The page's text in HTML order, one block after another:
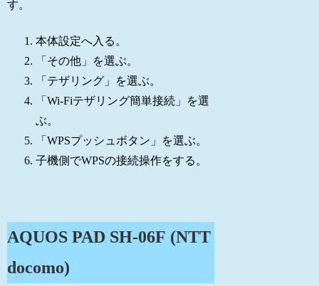
す。
本体設定へ入る。
「その他」を選ぶ。
「テザリング」を選ぶ。
「Wi-Fiテザリング簡単接続」を選
ぶ。
「WPSプッシュボタン」を選ぶ。
子機側でWPSの接続操作をする。
AQUOS PAD SH-06F (NTT
docomo)